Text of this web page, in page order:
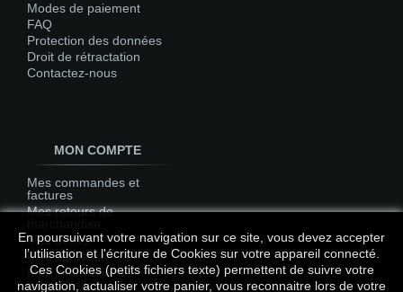
Modes de paiement
FAQ
Protection des données
Droit de rétractation
Contactez-nous
MON COMPTE
Mes commandes et
factures
Mes retours de
Mes avoirs
Mes adresses
Mes informations
personnelles
En poursuivant votre navigation sur ce site, vous devez accepter
l’utilisation et l'écriture de Cookies sur votre appareil connecté.
Ces Cookies (petits fichiers texte) permettent de suivre votre
navigation, actualiser votre panier, vous reconnaitre lors de votre